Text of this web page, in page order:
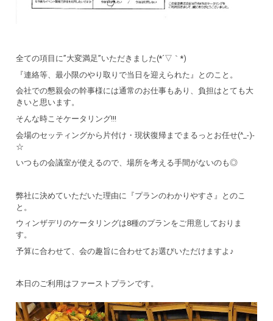
全ての項目に”大変満足”いただきました(*´▽｀*)
『連絡等、最小限のやり取りで当日を迎えられた』とのこと。
会社での懇親会の幹事様には通常のお仕事もあり、負担はとても大
きいと思います。
そんな時こそケータリング!!!
会場のセッティングから片付け・現状復帰までまるっとお任せ(^_-)-
☆
いつもの会議室が使えるので、場所を考える手間がないのも◎
弊社に決めていただいた理由に『プランのわかりやすさ』とのこ
と。
ウィンザデリのケータリングは8種のプランをご用意しておりま
す。
予算に合わせて、会の趣旨に合わせてお選びいただけますよ♪
本日のご利用はファーストプランです。